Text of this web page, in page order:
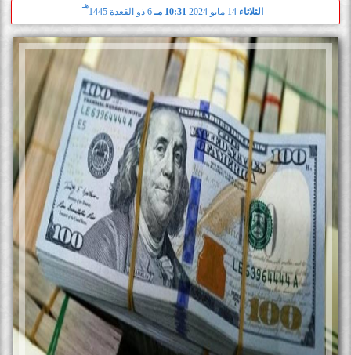
الثلاثاء 14 مايو 2024 10:31 مـ 6 ذو القعدة 1445
هـ